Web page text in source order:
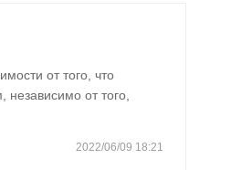
от того, что
2022/06/09 18:21